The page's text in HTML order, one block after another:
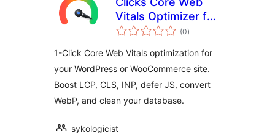
Vitals Optimizer for
WooCommerce —
CLS & PageSpeed
Score
(0གདེང་
འཇོག་
ཚང་།
)
1-Click Core Web Vitals optimization for
your WordPress or WooCommerce site.
Boost LCP, CLS, INP, defer JS, convert
WebP, and clean your database.
sykologicist